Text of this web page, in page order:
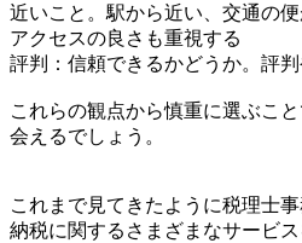
近いこと。駅から近い、交通の
アクセスの良さも重視する
評判：信頼できるかどうか。評
これらの観点から慎重に選ぶこ
会えるでしょう。
これまで見てきたように税理士
納税に関するさまざまなサービ